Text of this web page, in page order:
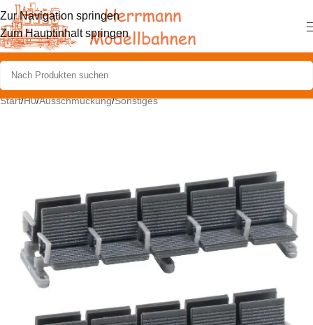
Zur Navigation springen
Zum Hauptinhalt springen
Start/H0/Ausschmückung/Sonstiges